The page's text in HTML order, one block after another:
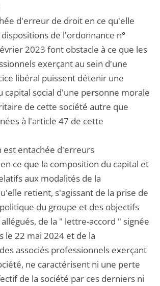
d'erreur de droit en ce qu'elle
de l'ordonnance n°
2023 font obstacle à ce que les
exerçant au sein d'une
libéral puissent détenir une
capital social d'une personne morale
de cette société autre que
à l'article 47 de cette
est entachée d'erreurs
ce que la composition du capital et
aux modalités de la
retient, s'agissant de la prise de
du groupe et des objectifs
de la " lettre-accord " signée
le 22 mai 2024 et de la
associés professionnels exerçant
ne caractérisent ni une perte
de la société par ces derniers ni